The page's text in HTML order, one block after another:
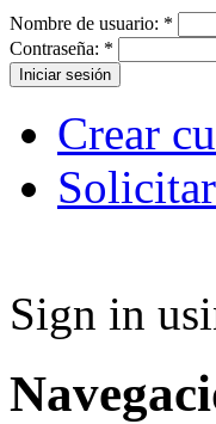
Nombre de usuario: *
Contraseña: *
Crear
Sign in